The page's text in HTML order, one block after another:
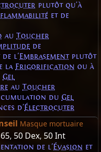
plutôt qu'à
et de
au Toucher
de
de l'Embrasementplutôt
la Frigorification ou à
Gel
au Toucher
du Gel
d'Électrocuter
Masque mortuaire
, 50 Dex, 50 Int
de l'Évasion et